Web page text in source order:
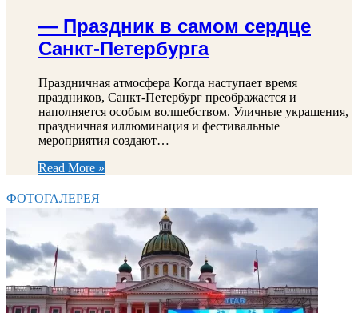
— Праздник в самом сердце
Санкт-Петербурга
Праздничная атмосфера Когда наступает время
праздников, Санкт-Петербург преображается и
наполняется особым волшебством. Уличные украшения,
праздничная иллюминация и фестивальные
мероприятия создают…
Read More »
ФОТОГАЛЕРЕЯ